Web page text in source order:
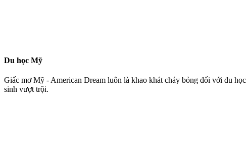
Du học Mỹ
Giấc mơ Mỹ - American Dream luôn là khao khát cháy bỏng đối với du
sinh vượt trội.